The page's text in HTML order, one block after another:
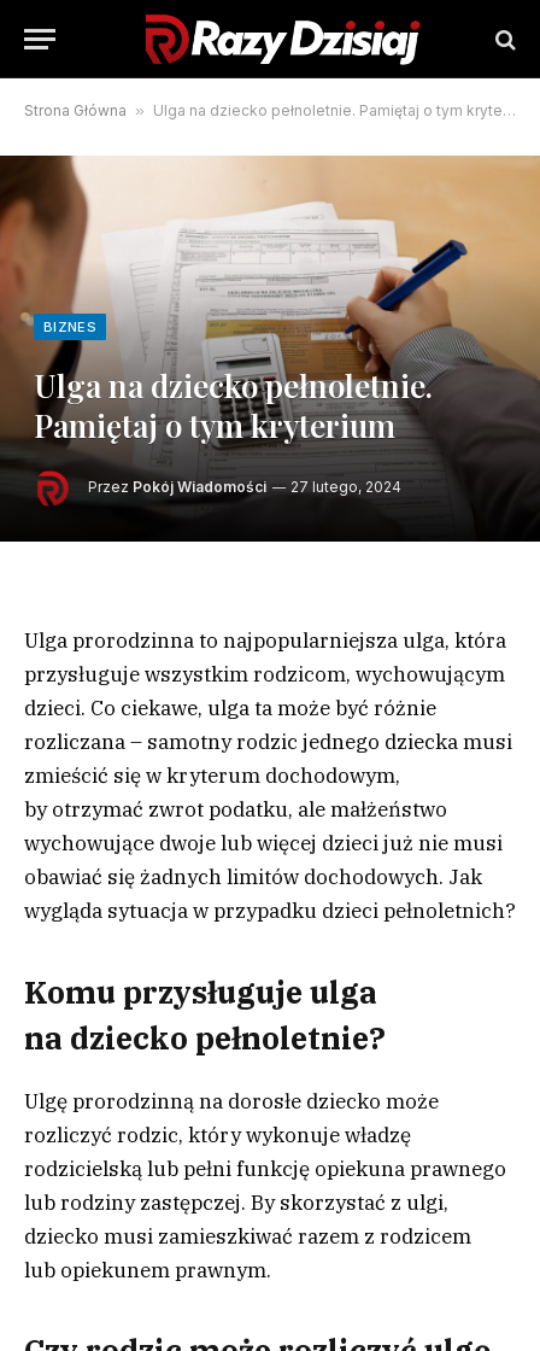
Strona Główna » Ulga na dziecko pełnoletnie. Pamiętaj o tym kryterium
BIZNES
Ulga na dziecko pełnoletnie.
Pamiętaj o tym kryterium
Przez Pokój Wiadomości 27 lutego, 2024
Ulga prorodzinna to najpopularniejsza ulga, która
przysługuje wszystkim rodzicom, wychowującym
dzieci. Co ciekawe, ulga ta może być różnie
rozliczana – samotny rodzic jednego dziecka musi
zmieścić się w kryterum dochodowym,
by otrzymać zwrot podatku, ale małżeństwo
wychowujące dwoje lub więcej dzieci już nie musi
obawiać się żadnych limitów dochodowych. Jak
wygląda sytuacja w przypadku dzieci pełnoletnich?
Komu przysługuje ulga
na dziecko pełnoletnie?
Ulgę prorodzinną na dorosłe dziecko może
rozliczyć rodzic, który wykonuje władzę
rodzicielską lub pełni funkcję opiekuna prawnego
lub rodziny zastępczej. By skorzystać z ulgi,
dziecko musi zamieszkiwać razem z rodzicem
lub opiekunem prawnym.